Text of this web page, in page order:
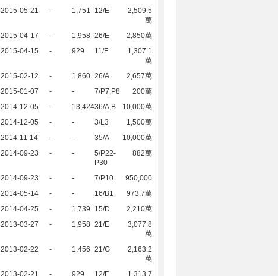
2015-05-21
- 1,751 12/E
2,509.5
萬
2015-04-17
- 1,958 26/E
2,850萬
2015-04-15
- 929 11/F
1,307.1
萬
2015-02-12
- 1,860 26/A
2,657萬
2015-01-07
- - 7/P7,P8
200萬
2014-12-05
- 13,42436/A,B
10,000萬
2014-12-05
- - 3/L3
1,500萬
2014-11-14
- - 35/A
10,000萬
2014-09-23
- -
5/P22-
P30
882萬
2014-09-23 - - 7/P10
950,000
2014-05-14
- - 16/B1
973.7萬
2014-04-25
- 1,739 15/D
2,210萬
2013-03-27
- 1,958 21/E
3,077.8
萬
2013-02-22
- 1,456 21/G
2,163.2
萬
2013-02-21
- 929 12/F
1,313.7